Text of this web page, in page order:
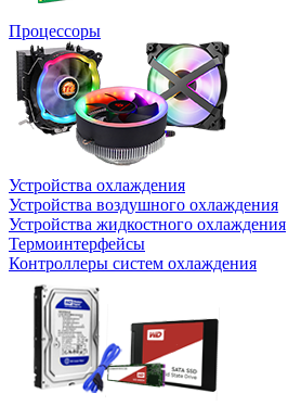
Процессоры
Устройства охлаждения
Устройства воздушного охлаждения
Устройства жидкостного охлаждения
Термоинтерфейсы
Контроллеры систем охлаждения